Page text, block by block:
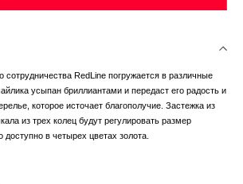
сотрудничества RedLine погружается в различные
усыпан бриллиантами и передаст его радость и
которое источает благополучие. Застежка из
из трех колец будут регулировать размер
доступно в четырех цветах золота.